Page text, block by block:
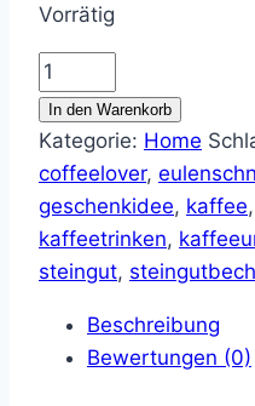
Vorrätig
Becher
Coffee
Lover
Menge
In den Warenkorb
Kategorie: Home
coffeelover,
geschenkidee, kaffee,
kaffeetrinken,
steingut,
Beschreibung
Bewertungen (0)